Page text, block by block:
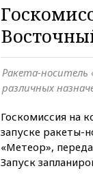
Ракета-
различных
Госкомиссия на
запуске ракеты-
«Метеор»,
Запуск